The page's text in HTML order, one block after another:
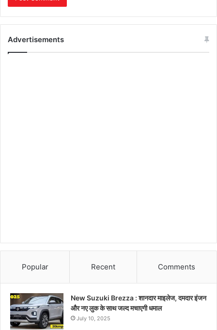
Advertisements
Popular Recent Comments
New Suzuki Brezza : शानदार माइलेज, दमदार इंजन
और नए लुक के साथ जल्द मचाएगी धमाल
July 10, 2025